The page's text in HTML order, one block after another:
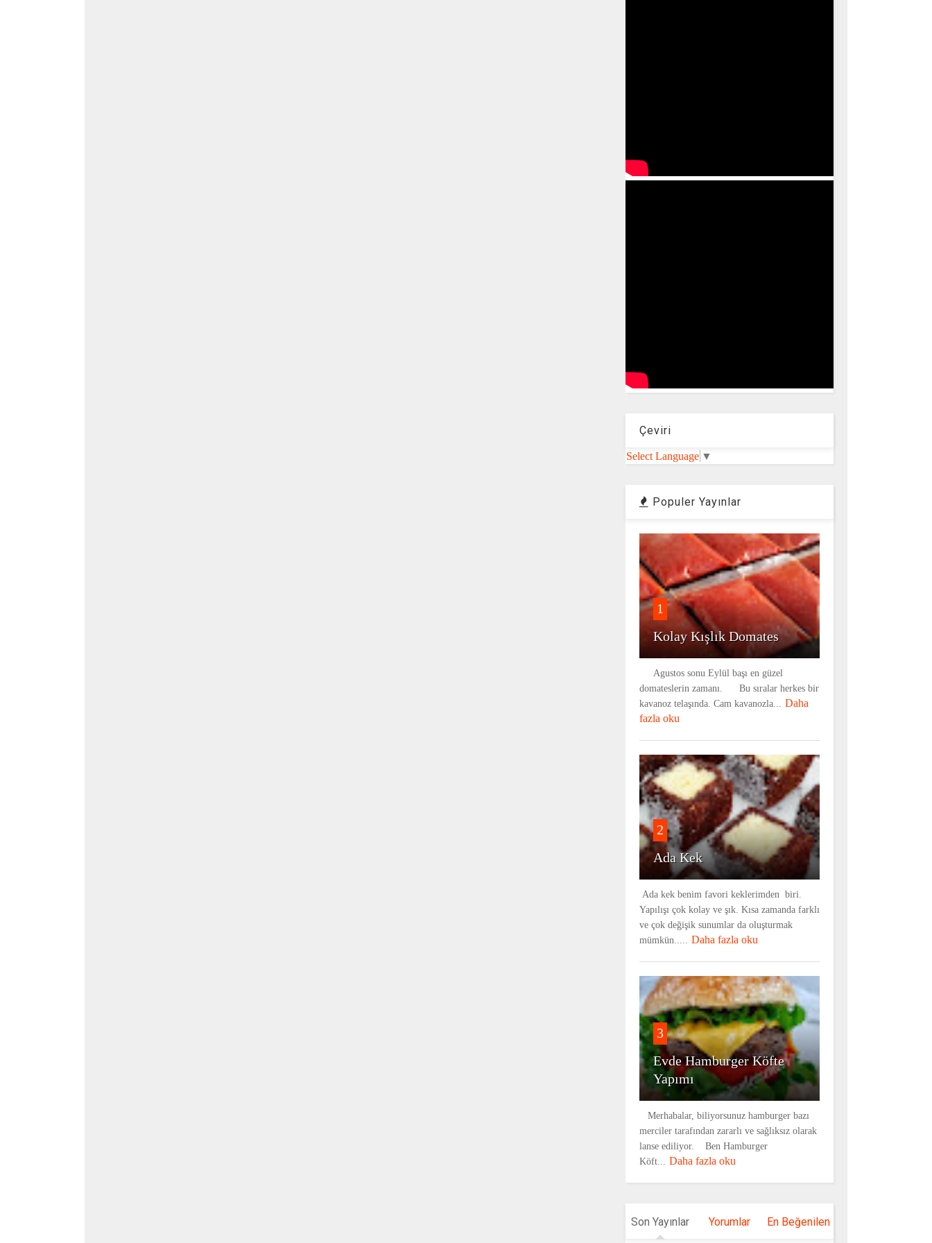
Çeviri
Select Language ▼
Populer Yayınlar
1
Kolay Kışlık Domates
Agustos sonu Eylül başı en güzel
domateslerin zamanı. Bu sıralar herkes bir
kavanoz telaşında. Cam kavanozla... Daha
fazla oku
2
Ada Kek
Ada kek benim favori keklerimden biri.
Yapılışı çok kolay ve şık. Kısa zamanda farklı
ve çok değişik sunumlar da oluşturmak
mümkün..... Daha fazla oku
3
Evde Hamburger Köfte
Yapımı
Merhabalar, biliyorsunuz hamburger bazı
merciler tarafından zararlı ve sağlıksız olarak
lanse ediliyor. Ben Hamburger
Köft... Daha fazla oku
Son Yayınlar Yorumlar En Beğenilen